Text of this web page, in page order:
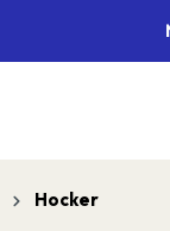
Hocker